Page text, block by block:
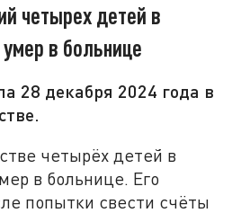
четырех детей в
в больнице
28 декабря 2024 года в
четырёх детей в
в больнице. Его
попытки свести счёты